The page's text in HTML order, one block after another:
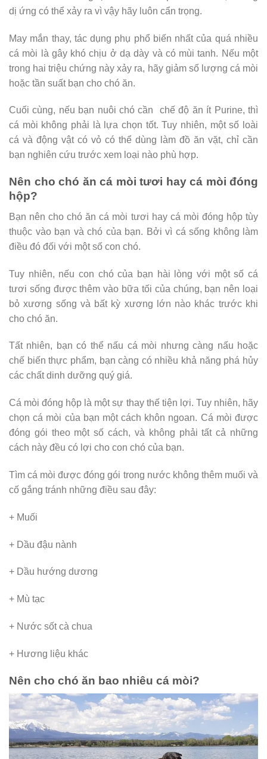
dị ứng có thể xảy ra vì vậy hãy luôn cẩn trọng.
May mắn thay, tác dụng phụ phổ biến nhất của quá nhiều
cá mòi là gây khó chịu ở dạ dày và có mùi tanh. Nếu một
trong hai triệu chứng này xảy ra, hãy giảm số lượng cá mòi
hoặc tần suất bạn cho chó ăn.
Cuối cùng, nếu bạn nuôi chó cần chế độ ăn ít Purine, thì
cá mòi không phải là lựa chọn tốt. Tuy nhiên, một số loài
cá và động vật có vỏ có thể dùng làm đồ ăn vặt, chỉ cần
bạn nghiên cứu trước xem loại nào phù hợp.
Nên cho chó ăn cá mòi tươi hay cá mòi đóng
hộp?
Bạn nên cho chó ăn cá mòi tươi hay cá mòi đóng hộp tùy
thuộc vào bạn và chó của bạn. Bởi vì cá sống không làm
điều đó đối với một số con chó.
Tuy nhiên, nếu con chó của bạn hài lòng với một số cá
tươi sống được thêm vào bữa tối của chúng, bạn nên loại
bỏ xương sống và bất kỳ xương lớn nào khác trước khi
cho chó ăn.
Tất nhiên, bạn có thể nấu cá mòi nhưng càng nấu hoặc
chế biến thực phẩm, bạn càng có nhiều khả năng phá hủy
các chất dinh dưỡng quý giá.
Cá mòi đóng hộp là một sự thay thế tiện lợi. Tuy nhiên, hãy
chọn cá mòi của bạn một cách khôn ngoan. Cá mòi được
đóng gói theo một số cách, và không phải tất cả những
cách này đều có lợi cho con chó của bạn.
Tìm cá mòi được đóng gói trong nước không thêm muối và
cố gắng tránh những điều sau đây:
+ Muối
+ Dầu đậu nành
+ Dầu hướng dương
+ Mù tạc
+ Nước sốt cà chua
+ Hương liệu khác
Nên cho chó ăn bao nhiêu cá mòi?